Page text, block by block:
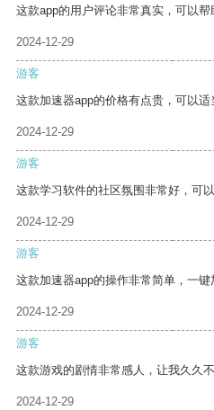
这款app的用户评论非常真实，可以帮
2024-12-29
游客
这款加速器app的价格有点贵，可以适
2024-12-29
游客
这款学习软件的社区氛围非常好，可
2024-12-29
游客
这款加速器app的操作非常简单，一键
2024-12-29
游客
这款游戏的剧情非常感人，让我久久不
2024-12-29